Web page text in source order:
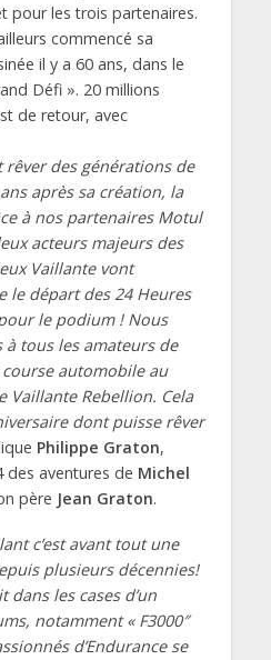
pour les trois partenaires.
commencé sa
il y a 60 ans, dans le
Défi ». 20 millions
de retour, avec
des générations de
après sa création, la
à nos partenaires Motul
acteurs majeurs des
Vaillante vont
le départ des 24 Heures
le podium ! Nous
tous les amateurs de
automobile au
Vaillante Rebellion. Cela
dont puisse rêver
Philippe Graton,
des aventures de Michel
père Jean Graton.
c’est avant tout une
plusieurs décennies!
les cases d’un
notamment « F3000″
d’Endurance se